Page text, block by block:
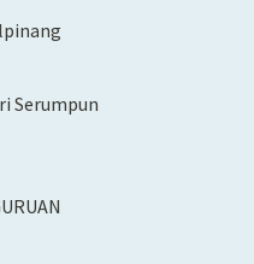
Serumpun